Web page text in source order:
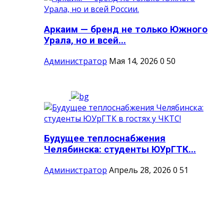
Аркаим — бренд не только Южного
Урала, но и всей...
Администратор Мая 14, 2026 0 50
Будущее теплоснабжения
Челябинска: студенты ЮУрГТК...
Администратор Апрель 28, 2026 0 51